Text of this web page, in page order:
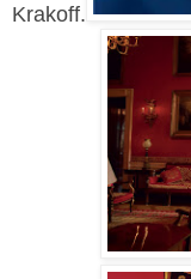
Krakoff.